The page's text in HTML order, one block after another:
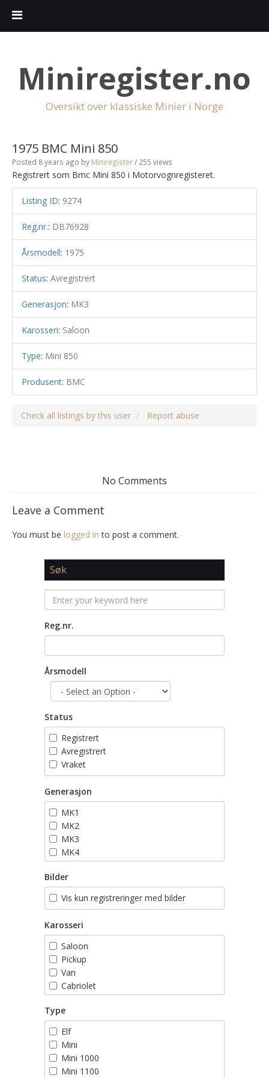
Miniregister.no
Oversikt over klassiske Minier i Norge
1975 BMC Mini 850
Posted 8 years ago by Miniregister/ 255 views
Registrert som Bmc Mini 850 i Motorvognregisteret.
Listing ID: 9274
Reg.nr.: DB76928
Årsmodell: 1975
Status: Avregistrert
Generasjon: MK3
Karosseri: Saloon
Type: Mini 850
Produsent: BMC
Check all listings by this user Report abuse
No Comments
Leave a Comment
You must be logged in to post a comment.
Søk
Reg.nr.
Årsmodell
Status
Registrert
Avregistrert
Vraket
Generasjon
MK1
MK2
MK3
MK4
MK5
MK6
MK7
Bilder
Vis kun registreringer med bilder
Karosseri
Saloon
Pickup
Van
Cabriolet
Stasjonsvogn
Type
Elf
Mini
Mini 1000
Mini 1100